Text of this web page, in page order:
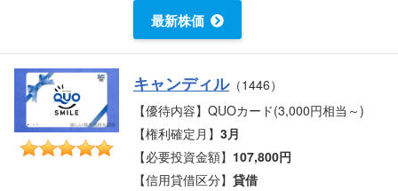
最新株価
キャンディル（1446）
【優待内容】QUOカード(3,000円相当～)
【権利確定月】3月
【必要投資金額】 107,800円
【信用貸借区分】貸借